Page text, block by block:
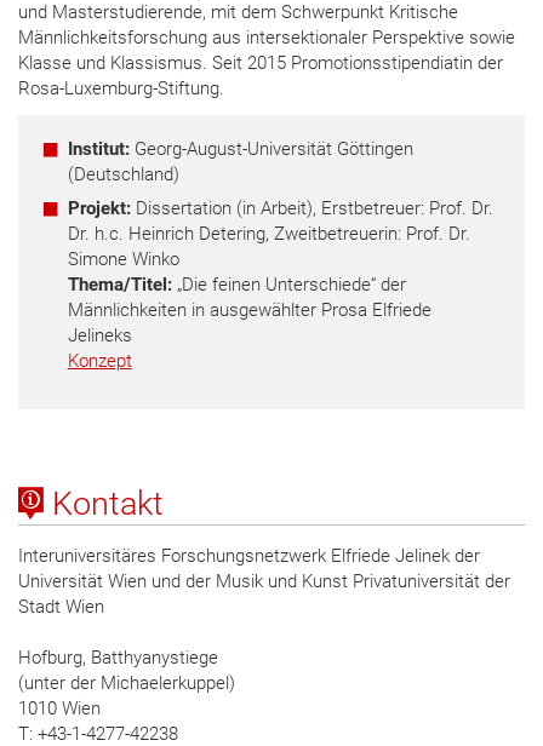
und Masterstudierende, mit dem Schwerpunkt Kritische
Männlichkeitsforschung aus intersektionaler Perspektive sowie
Klasse und Klassismus. Seit 2015 Promotionsstipendiatin der
Rosa-Luxemburg-Stiftung.
Institut: Georg-August-Universität Göttingen
(Deutschland)
Projekt:Dissertation (in Arbeit), Erstbetreuer: Prof. Dr.
Dr. h.c. Heinrich Detering, Zweitbetreuerin: Prof. Dr.
Simone Winko
Thema/Titel:„Die feinen Unterschiede“ der
Männlichkeiten in ausgewählter Prosa Elfriede
Jelineks
Konzept
Kontakt
Interuniversitäres Forschungsnetzwerk Elfriede Jelinek der
Universität Wien und der Musik und Kunst Privatuniversität der
Stadt Wien
Hofburg, Batthyanystiege
(unter der Michaelerkuppel)
1010 Wien
T: +43-1-4277-42238